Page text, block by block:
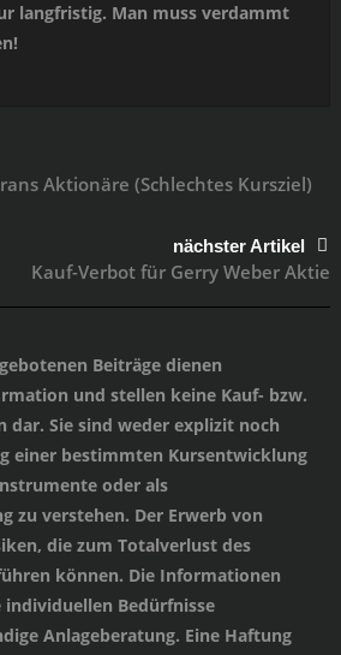
langfristig. Man muss verdammt
Aktionäre (Schlechtes Kursziel)
nächster Artikel
Kauf-Verbot für Gerry Weber Aktie
Beiträge dienen
und stellen keine Kauf- bzw.
dar. Sie sind weder explizit noch
einer bestimmten Kursentwicklung
oder als
zu verstehen. Der Erwerb von
die zum Totalverlust des
können. Die Informationen
Bedürfnisse
Anlageberatung. Eine Haftung